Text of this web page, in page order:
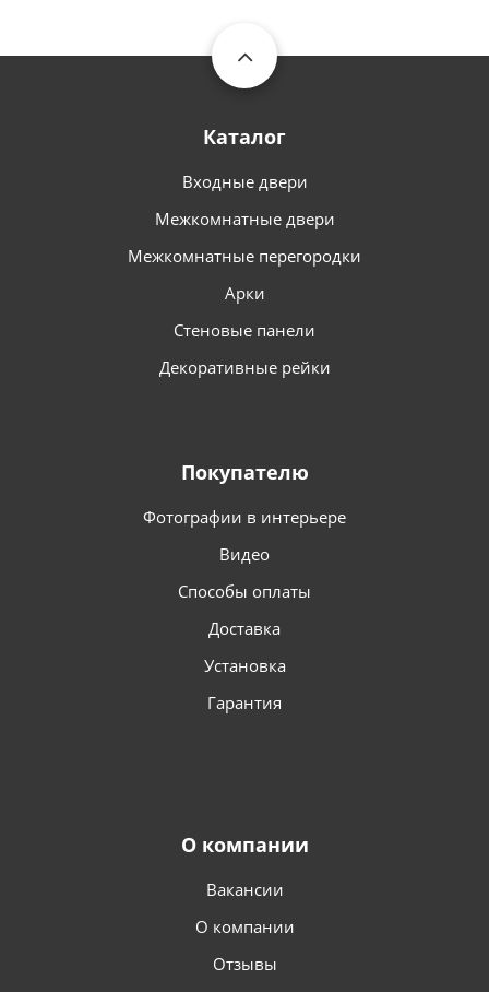
Каталог
Входные двери
Межкомнатные двери
Межкомнатные перегородки
Арки
Стеновые панели
Декоративные рейки
Покупателю
Фотографии в интерьере
Видео
Способы оплаты
Доставка
Установка
Гарантия
О компании
Вакансии
О компании
Отзывы